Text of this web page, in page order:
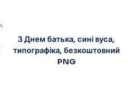
З Днем батька, сині вуса,
типографіка, безкоштовний
PNG